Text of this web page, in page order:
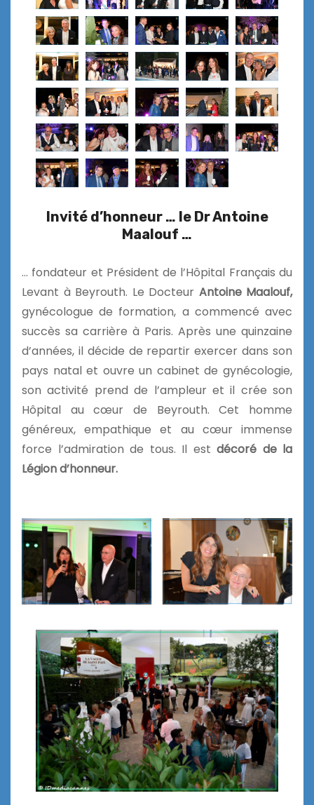
Invité d’honneur … le Dr Antoine
Maalouf …
… fondateur et Président de l’Hôpital Français du
Levant à Beyrouth. Le Docteur Antoine Maalouf,
gynécologue de formation, a commencé avec
succès sa carrière à Paris. Après une quinzaine
d’années, il décide de repartir exercer dans son
pays natal et ouvre un cabinet de gynécologie,
son activité prend de l’ampleur et il crée son
Hôpital au cœur de Beyrouth. Cet homme
généreux, empathique et au cœur immense
force l’admiration de tous. Il est décoré de la
Légion d’honneur.